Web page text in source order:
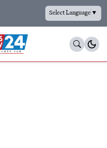
Select Language▼